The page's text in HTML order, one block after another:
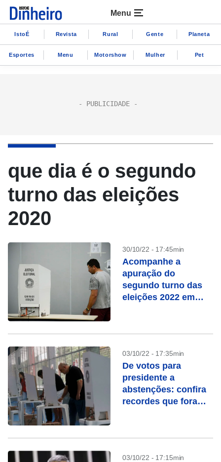
Menu
IstoÉ Revista Rural Gente Planeta
Esportes Menu Motorshow Mulher Pet
que dia é o segundo
turno das eleições
2020
30/10/22 - 17:45min
Acompanhe a
apuração do
segundo turno das
eleições 2022 em
03/10/22 - 17:35min
De votos para
presidente a
abstenções: confira
recordes que foram
03/10/22 - 17:15min